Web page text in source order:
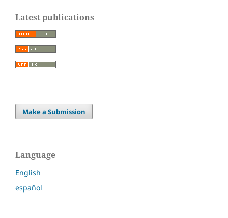
Latest publications
Make a Submission
Language
English
español